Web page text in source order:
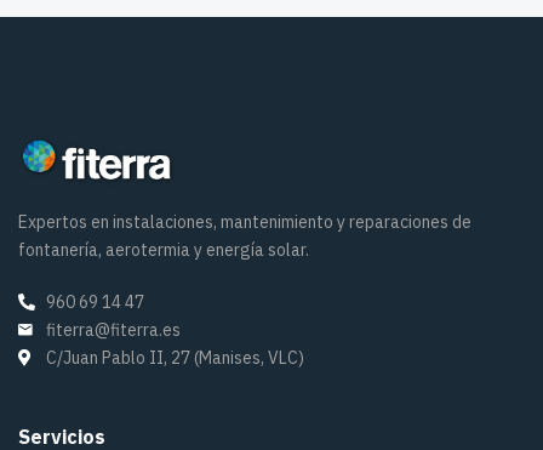
Expertos en instalaciones, mantenimiento y reparaciones de
fontanería, aerotermia y energía solar.
960 69 14 47
fiterra@fiterra.es
C/Juan Pablo II, 27 (Manises, VLC)
Servicios